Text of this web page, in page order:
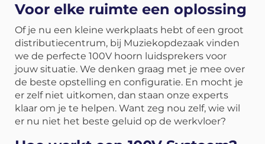
Voor elke ruimte een oplossing
Of je nu een kleine werkplaats hebt of een groot
distributiecentrum, bij Muziekopdezaak vinden
we de perfecte 100V hoorn luidsprekers voor
jouw situatie. We denken graag met je mee over
de beste opstelling en configuratie. En mocht je
er zelf niet uitkomen, dan staan onze experts
klaar om je te helpen. Want zeg nou zelf, wie wil
er nu niet het beste geluid op de werkvloer?